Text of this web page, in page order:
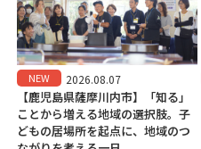
NEW 2026.08.07
【鹿児島県薩摩川内市】「知る」
ことから増える地域の選択肢。子
どもの居場所を起点に、地域のつ